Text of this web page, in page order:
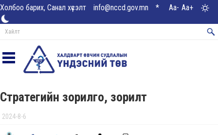
Холбоо барих, Санал хүсэлт info@nccd.gov.mn * Aa- Aa+
Стратегийн зорилго, зорилт
2024-8-6